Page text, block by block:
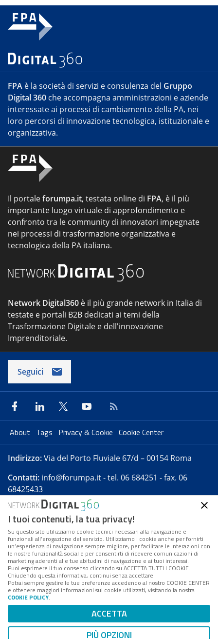
FPA è la società di servizi e consulenza del Gruppo
Digital 360 che accompagna amministrazioni e aziende
interessate ai processi di cambiamento della PA, nei
loro percorsi di innovazione tecnologica, istituzionale e
organizzativa.
Il portaleforumpa.it, testata online di FPA, è il più
importante luogo virtuale di approfondimento e
confronto tra le community di innovatori impegnate
nei processi di trasformazione organizzativa e
tecnologica della PA italiana.
Network Digital360 è il più grande network in Italia di
testate e portali B2B dedicati ai temi della
Trasformazione Digitale e dell'innovazione
Imprenditoriale.
Seguici
About Tags Privacy & Cookie Cookie Center
Indirizzo:Via del Porto Fluviale 67/d – 00154 Roma
Contatti: info@forumpa.it- tel. 06 684251 - fax. 06
68425433
Forumpa.itè una pubblicazione telematica iscritta
presso Registro della stampa del Tribunale di Roma -
Reg. n. 182 del 2 maggio 2008 - Direttore resp. Michela
Stentella
FPA s.r.l. è società soggetta a Direzione e
Coordinamento da parte di Digital360 S.p.A. - FPA s.r.l.
è un'azienda certificata per il sistema di management
Codice Fiscale/Partita IVA n. 10693191008 - R.E.A. Roma
n. 1249791. ISP AWS
Mappa del sito
I tuoi contenuti, la tua privacy!
Su questo sito utilizziamo cookie tecnici necessari alla navigazione e
funzionali all’erogazione del servizio. Utilizziamo i cookie anche per fornirti
un’esperienza di navigazione sempre migliore, per facilitare le interazioni con
le nostre funzionalità social e per consentirti di ricevere comunicazioni di
marketing aderenti alle tue abitudini di navigazione e ai tuoi interessi.
Puoi esprimere il tuo consenso cliccando su ACCETTA TUTTI I COOKIE.
Chiudendo questa informativa, continui senza accettare.
Potrai sempre gestire le tue preferenze accedendo al nostro COOKIE CENTER
e ottenere maggiori informazioni sui cookie utilizzati, visitando la nostra
COOKIE POLICY.
ACCETTA
PIÙ OPZIONI